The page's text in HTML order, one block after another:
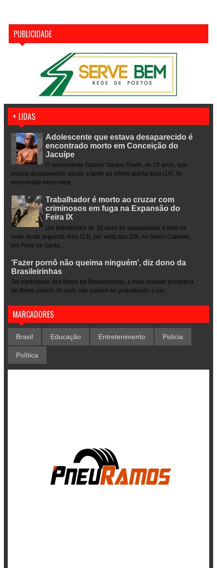
PUBLICIDADE
+ LIDAS
Adolescente que estava desaparecido é
encontrado morto em Conceição do
Jacuípe
O adolescente Gabriel Santos Prado, de 16 anos, que
estava desaparecido desde a tarde da última quinta-feira (16), foi
encontrado morto nest...
Trabalhador é morto ao cruzar com
criminosos em fuga na Expansão do
Feira IX
Um trabalhador de 30 anos foi assassinado a tiros na
noite desta segunda-feira (13), por volta das 20h, no bairro Calumbi,
em Feira de Santa...
'Fazer pornô não queima ninguém', diz dono da
Brasileirinhas
Ter participado dos filmes da Brasileirinhas, a mais popular produtora
de filmes pornôs do país, não parece ter prejudicado a car...
MARCADORES
Brasil Educação Entretenimento Polícia
Política